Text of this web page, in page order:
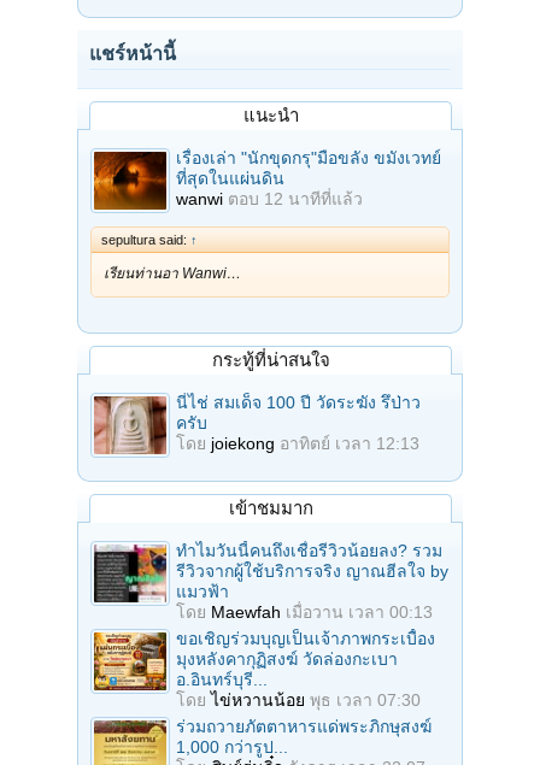
แชร์หน้านี้
แนะนำ
เรื่องเล่า "นักขุดกรุ"มือขลัง ขมังเวทย์
ที่สุดในแผ่นดิน
wanwi ตอบ 12 นาทีที่แล้ว
sepultura said: ↑
เรียนท่านอา Wanwi…
กระทู้ที่น่าสนใจ
นี่ไช่ สมเด็จ 100 ปี วัดระฆัง รึป่าว
ครับ
โดย joiekong อาทิตย์ เวลา 12:13
เข้าชมมาก
ทำไมวันนี้คนถึงเชื่อรีวิวน้อยลง? รวม
รีวิวจากผู้ใช้บริการจริง ญาณฮีลใจ by
แมวฟ้า
โดย Maewfah เมื่อวาน เวลา 00:13
ขอเชิญร่วมบุญเป็นเจ้าภาพกระเบื้อง
มุงหลังคากุฏิสงฆ์ วัดล่องกะเบา
อ.อินทร์บุรี...
โดยไข่หวานน้อย พุธ เวลา 07:30
ร่วมถวายภัตตาหารแด่พระภิกษุสงฆ์
1,000 กว่ารูป...